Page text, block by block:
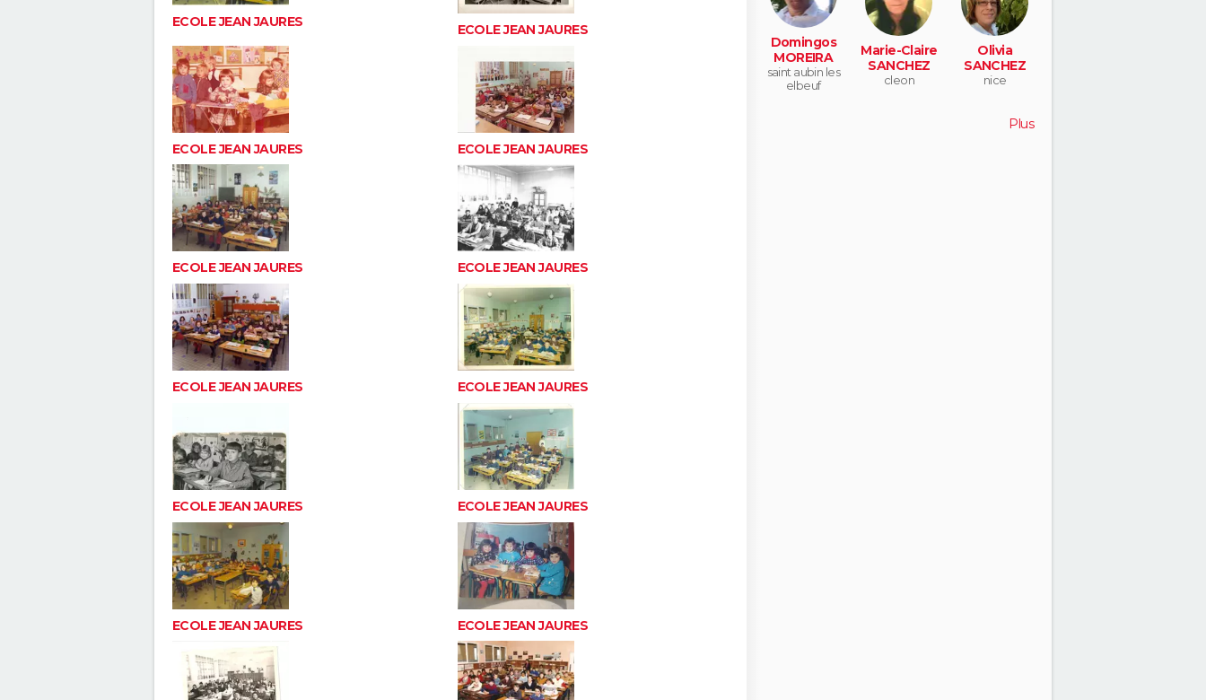
ECOLE JEAN JAURES ECOLE JEAN JAURES
ECOLE JEAN JAURES ECOLE JEAN JAURES
ECOLE JEAN JAURES ECOLE JEAN JAURES
ECOLE JEAN JAURES ECOLE JEAN JAURES
ECOLE JEAN JAURES ECOLE JEAN JAURES
ECOLE JEAN JAURES ECOLE JEAN JAURES
Domingos
MOREIRA
saint aubin les
elbeuf
Marie-Claire
SANCHEZ
cleon
Olivia
SANCHEZ
nice
Plus